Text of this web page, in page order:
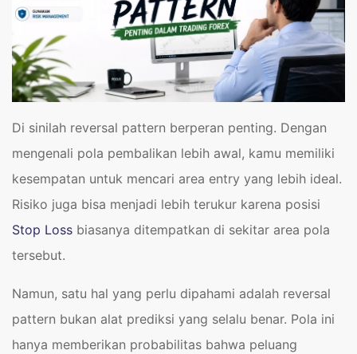
Di sinilah reversal pattern berperan penting. Dengan
mengenali pola pembalikan lebih awal, kamu memiliki
kesempatan untuk mencari area entry yang lebih ideal.
Risiko juga bisa menjadi lebih terukur karena posisi
Stop Loss biasanya ditempatkan di sekitar area pola
tersebut.
Namun, satu hal yang perlu dipahami adalah reversal
pattern bukan alat prediksi yang selalu benar. Pola ini
hanya memberikan probabilitas bahwa peluang